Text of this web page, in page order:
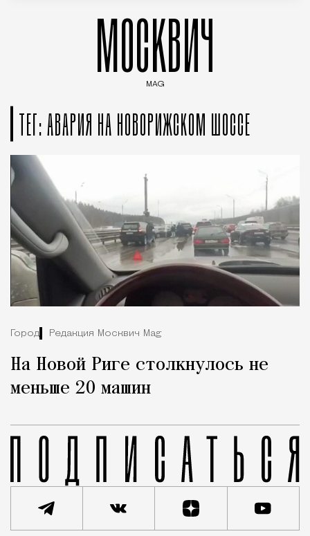
МОСКВИЧ
MAG
ТЕГ: АВАРИЯ НА НОВОРИЖСКОМ ШОССЕ
Город Редакция Москвич Mag
На Новой Риге столкнулось не
меньше 20 машин